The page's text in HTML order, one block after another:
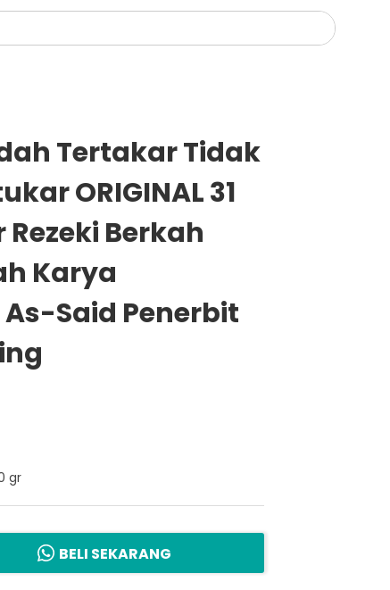
Tertakar Tidak
ORIGINAL 31
Berkah
Karya
Said Penerbit
gr
BELI SEKARANG